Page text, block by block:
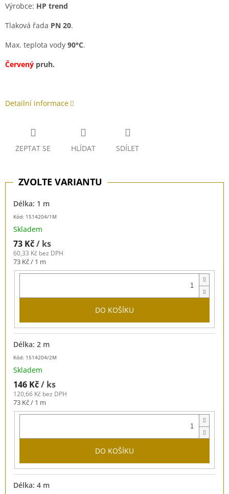
Výrobce: HP trend
Tlaková řada PN 20.
Max. teplota vody 90°C.
Červený pruh.
Detailní informace
ZEPTAT SE HLÍDAT SDÍLET
Kód: 1514204/1M
Délka: 1 m
Skladem
73 Kč/ ks
60,33 Kč bez DPH
Měrná
cena:
73 Kč / 1 m
DO KOŠÍKU
Kód: 1514204/2M
Délka: 2 m
Skladem
146 Kč/ ks
120,66 Kč bez DPH
Měrná
cena:
73 Kč / 1 m
DO KOŠÍKU
Délka: 4 m